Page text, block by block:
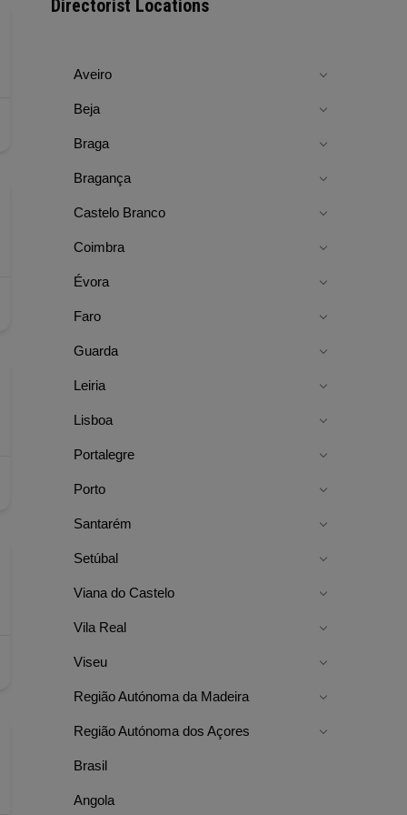
Directorist Locations
Aveiro
Beja
Braga
Bragança
Castelo Branco
Coimbra
Évora
Faro
Guarda
Leiria
Lisboa
Portalegre
Porto
Santarém
Setúbal
Viana do Castelo
Vila Real
Viseu
Região Autónoma da Madeira
Região Autónoma dos Açores
Brasil
Angola